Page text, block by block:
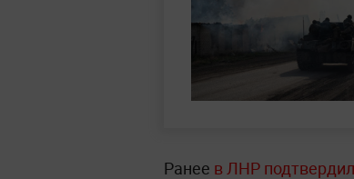
Ранее в ЛНР